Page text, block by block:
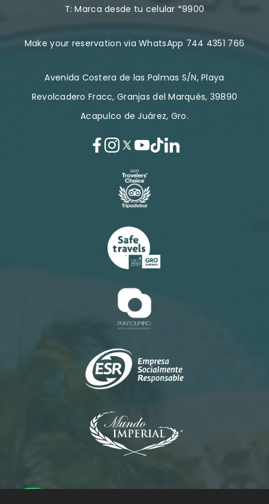
T:Marca desde tu celular *9900
Make your reservation via WhatsApp 744 4351 766
Avenida Costera de las Palmas S/N, Playa
Revolcadero Fracc, Granjas del Marqués, 39890
Acapulco de Juárez, Gro.